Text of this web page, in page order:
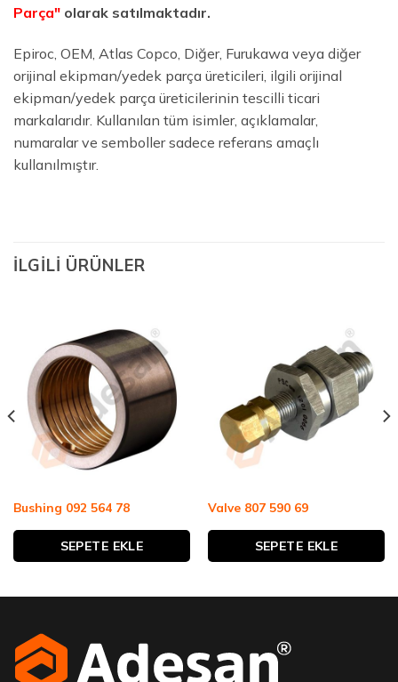
Parça" olarak satılmaktadır.
Epiroc, OEM, Atlas Copco, Diğer, Furukawa veya diğer
orijinal ekipman/yedek parça üreticileri, ilgili orijinal
ekipman/yedek parça üreticilerinin tescilli ticari
markalarıdır. Kullanılan tüm isimler, açıklamalar,
numaralar ve semboller sadece referans amaçlı
kullanılmıştır.
İLGILI ÜRÜNLER
Bushing 092 564 78
SEPETE EKLE
Valve 807 590 69
SEPETE EKLE